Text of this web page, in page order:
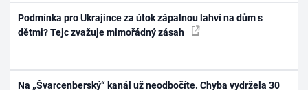
Podmínka pro Ukrajince za útok zápalnou lahví na dům s
dětmi? Tejc zvažuje mimořádný zásah
Na „Švarcenberský“ kanál už neodbočíte. Chyba vydržela 30